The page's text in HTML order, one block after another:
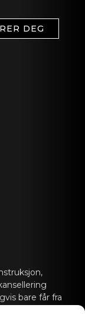
DEG
bare får fra